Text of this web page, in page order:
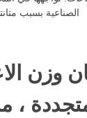
الصناعية بسبب
وزن